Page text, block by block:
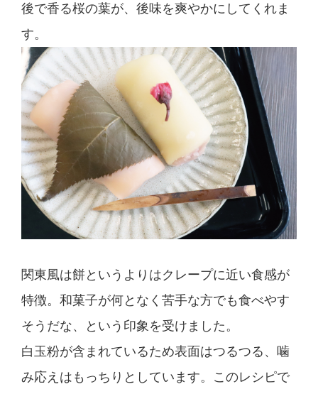
後で香る桜の葉が、後味を爽やかにしてくれま
す。
関東風は餅というよりはクレープに近い食感が
特徴。和菓子が何となく苦手な方でも食べやす
そうだな、という印象を受けました。
白玉粉が含まれているため表面はつるつる、噛
み応えはもっちりとしています。このレシピで